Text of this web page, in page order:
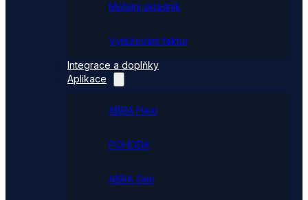
Mobilní skladník
Vytěžování faktur
Integrace a doplňky
Aplikace
ABRA Flexi
POHODA
ABRA Gen